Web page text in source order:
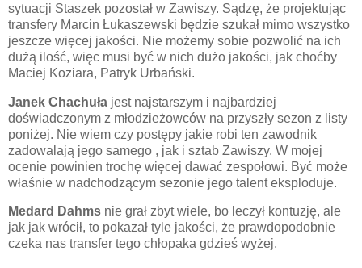
sytuacji Staszek pozostał w Zawiszy. Sądzę, że projektując
transfery Marcin Łukaszewski będzie szukał mimo wszystko
jeszcze więcej jakości. Nie możemy sobie pozwolić na ich
dużą ilość, więc musi być w nich dużo jakości, jak choćby
Maciej Koziara, Patryk Urbański.
Janek Chachuła jest najstarszym i najbardziej
doświadczonym z młodzieżowców na przyszły sezon z listy
poniżej. Nie wiem czy postępy jakie robi ten zawodnik
zadowalają jego samego , jak i sztab Zawiszy. W mojej
ocenie powinien trochę więcej dawać zespołowi. Być może
właśnie w nadchodzącym sezonie jego talent eksploduje.
Medard Dahms nie grał zbyt wiele, bo leczył kontuzję, ale
jak jak wrócił, to pokazał tyle jakości, że prawdopodobnie
czeka nas transfer tego chłopaka gdzieś wyżej.